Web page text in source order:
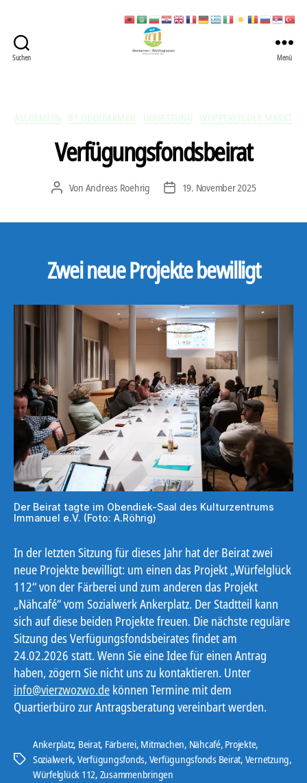
Suchen Menü
Verfügungsfondsbeirat
Beitragsautor
Von Andreas Roehrig Veröffentlichungsdatum
19. November 2025
Zwei neue Projekte bewilligt
Der Beirat tagte im Obendiek-Saal des Kulturzentrums
Immanuel e.V. (Foto: A.Röhrig)
In der letzten Sitzung für dieses Jahr hat der Beirat zwei
neue Projekte bewilligt: um einen das Projekt „Würfelglück
112“ von der Färberei und zum anderen das Projekt
„Nähcafé“ vom Sozialwerk Ankerplatz. Der Stadtteil kann
sich auf diese beiden Projekte freuen. Die nächste reguläre
Sitzung des Verfügungsfondsbeirates findet am
24.02.2026 statt. Wenn Sie eine Idee für einen Antrag
haben, zögern Sie nicht uns zu kontaktieren. Unter
info@vierzwozwo.de können Termine mit dem
Quartierbüro zur Antragsberatung vereinbart werden.
Schlagwörter
Ankerplatz, Beirat, Färberei, Mitmachen, Nähcafé, Projekte,
Sozialwerk, Verfügungsfonds, Verfügungsfonds Beirat, Vernetzung,
Würfelglück 112, Zusammenbringen